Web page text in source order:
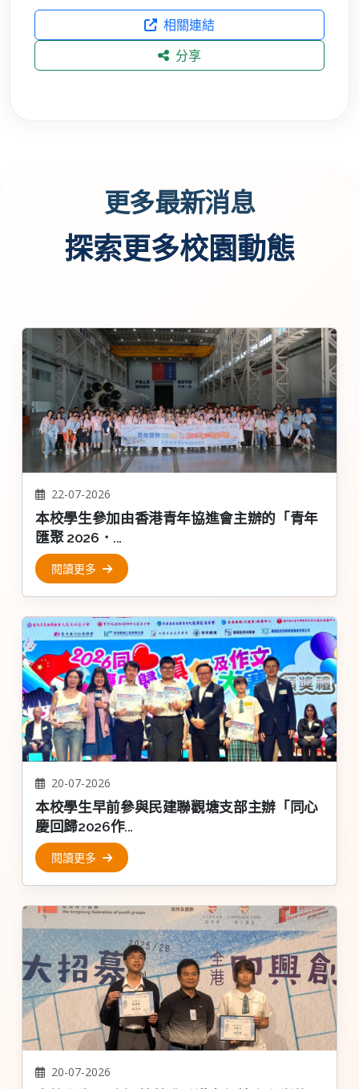
相關連結
分享
更多最新消息
探索更多校園動態
22-07-2026
本校學生參加由香港青年協進會主辦的「青年
匯聚 2026．...
閱讀更多
20-07-2026
本校學生早前參與民建聯觀塘支部主辦「同心
慶回歸2026作...
閱讀更多
20-07-2026